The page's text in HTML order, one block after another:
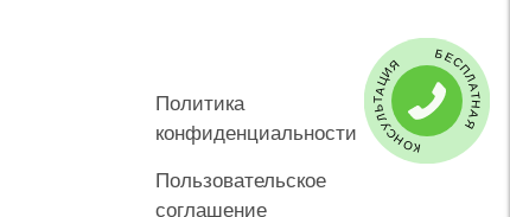
Политика
конфиденциальности
Пользовательское
соглашение
БЕСПЛАТНАЯ КОНСУЛЬТАЦИЯ